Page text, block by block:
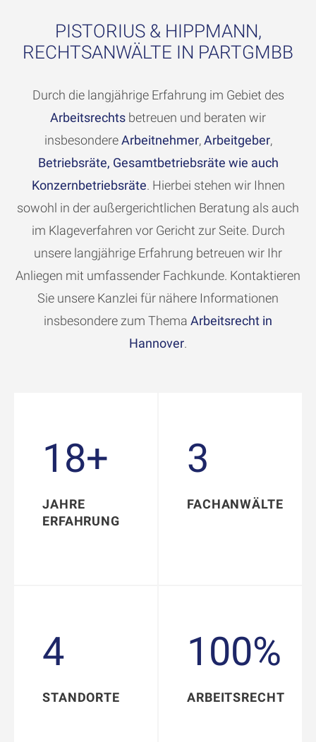
PISTORIUS & HIPPMANN,
RECHTSANWÄLTE IN PARTGMBB
Durch die langjährige Erfahrung im Gebiet des
Arbeitsrechts betreuen und beraten wir
insbesondereArbeitnehmer,Arbeitgeber,
Betriebsräte, Gesamtbetriebsräte wie auch
Konzernbetriebsräte. Hierbei stehen wir Ihnen
sowohl in der außergerichtlichen Beratung als auch
im Klageverfahren vor Gericht zur Seite. Durch
unsere langjährige Erfahrung betreuen wir Ihr
Anliegen mit umfassender Fachkunde. Kontaktieren
Sie unsere Kanzlei für nähere Informationen
insbesondere zum Thema Arbeitsrecht in
Hannover.
18+
JAHRE
ERFAHRUNG
3
FACHANWÄLTE
4
STANDORTE
100%
ARBEITSRECHT